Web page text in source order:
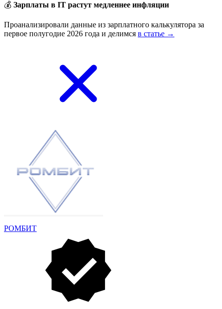
💰 Зарплаты в IT растут медленнее инфляции
Проанализировали данные из зарплатного калькулятора за
первое полугодие 2026 года и делимся в статье →
РОМБИТ